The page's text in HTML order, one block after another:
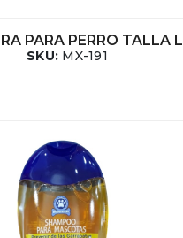
PARA PERRO TALLA L
SKU: MX-191